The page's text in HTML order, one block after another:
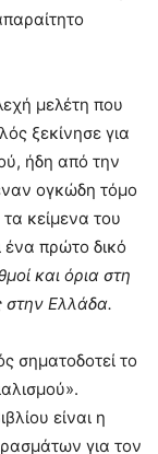
μελέτη που
ξεκίνησε για
ήδη από την
ογκώδη τόμο
κείμενα του
πρώτο δικό
και όρια στη
στην Ελλάδα.
σηματοδοτεί το
είναι η
για τον